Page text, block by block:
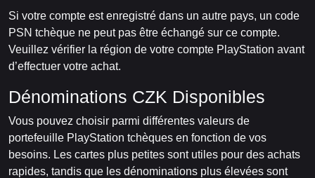
Si votre compte est enregistré dans un autre pays, un code
PSN tchèque ne peut pas être échangé sur ce compte.
Veuillez vérifier la région de votre compte PlayStation avant
d’effectuer votre achat.
Dénominations CZK Disponibles
Vous pouvez choisir parmi différentes valeurs de
portefeuille PlayStation tchèques en fonction de vos
besoins. Les cartes plus petites sont utiles pour des achats
rapides, tandis que les dénominations plus élevées sont